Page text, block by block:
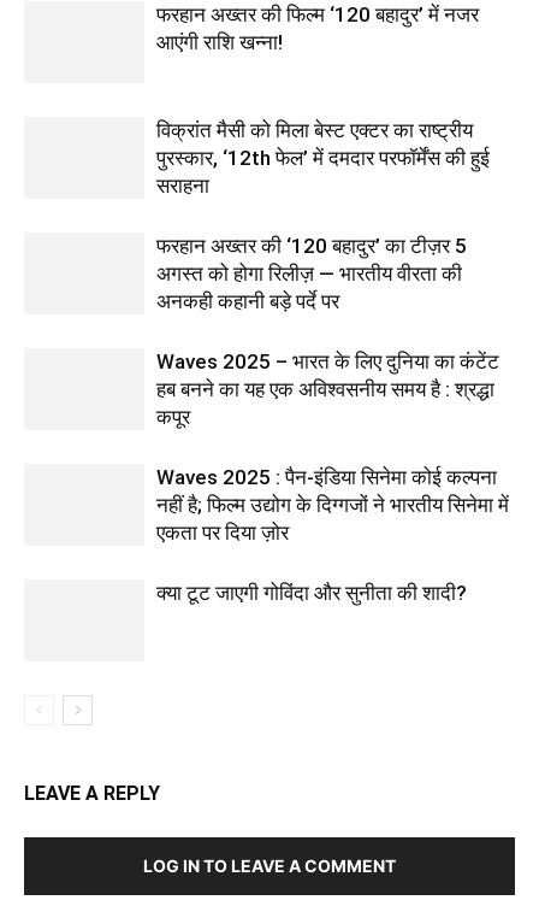
फरहान अख्तर की फिल्म ‘120 बहादुर’ में नजर
आएंगी राशि खन्ना!
विक्रांत मैसी को मिला बेस्ट एक्टर का राष्ट्रीय
पुरस्कार, ‘12th फेल’ में दमदार परफॉर्मेंस की हुई
सराहना
फरहान अख्तर की ‘120 बहादुर’ का टीज़र 5
अगस्त को होगा रिलीज़ — भारतीय वीरता की
अनकही कहानी बड़े पर्दे पर
Waves 2025 – भारत के लिए दुनिया का कंटेंट
हब बनने का यह एक अविश्वसनीय समय है : श्रद्धा
कपूर
Waves 2025 : पैन-इंडिया सिनेमा कोई कल्पना
नहीं है; फिल्म उद्योग के दिग्गजों ने भारतीय सिनेमा में
एकता पर दिया ज़ोर
क्या टूट जाएगी गोविंदा और सुनीता की शादी?
LEAVE A REPLY
LOG IN TO LEAVE A COMMENT